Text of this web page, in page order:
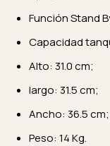
Función Stand
Capacidad
Alto: 31.0 cm;
largo: 31.5 cm;
Ancho: 36.5 cm;
Peso: 14 Kg.